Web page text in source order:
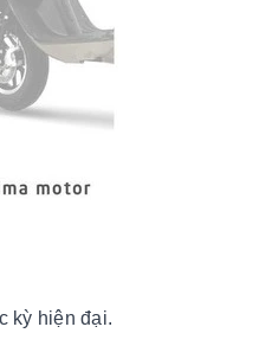
kỳ hiện đại.